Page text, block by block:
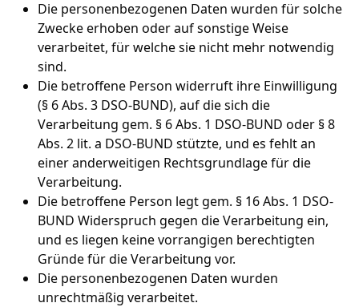
Die personenbezogenen Daten wurden für solche
Zwecke erhoben oder auf sonstige Weise
verarbeitet, für welche sie nicht mehr notwendig
sind.
Die betroffene Person widerruft ihre Einwilligung
(§ 6 Abs. 3 DSO-BUND), auf die sich die
Verarbeitung gem. § 6 Abs. 1 DSO-BUND oder § 8
Abs. 2 lit. a DSO-BUND stützte, und es fehlt an
einer anderweitigen Rechtsgrundlage für die
Verarbeitung.
Die betroffene Person legt gem. § 16 Abs. 1 DSO-
BUND Widerspruch gegen die Verarbeitung ein,
und es liegen keine vorrangigen berechtigten
Gründe für die Verarbeitung vor.
Die personenbezogenen Daten wurden
unrechtmäßig verarbeitet.